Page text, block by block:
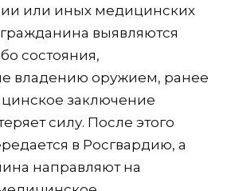
или иных медицинских
выявляются
состояния,
владению оружием, ранее
заключение
силу. После этого
в Росгвардию, а
направляют на